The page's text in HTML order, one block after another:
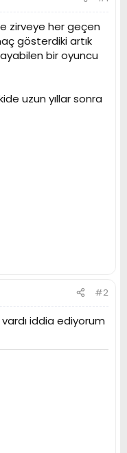
zirveye her geçen
gösterdiki artık
bir oyuncu
uzun yıllar sonra
#2
iddia ediyorum